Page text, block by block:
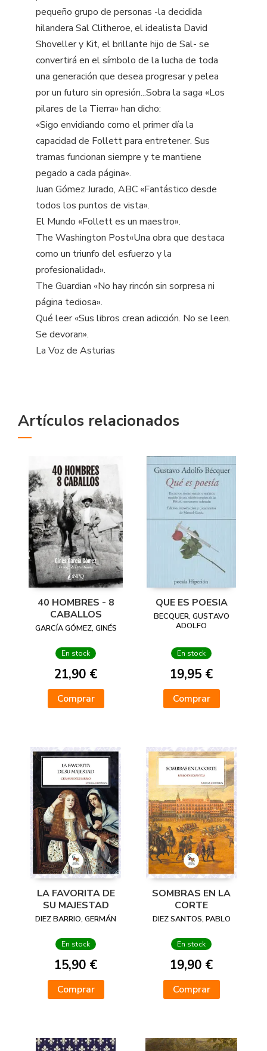
pequeño grupo de personas -la decidida
hilandera Sal Clitheroe, el idealista David
Shoveller y Kit, el brillante hijo de Sal- se
convertirá en el símbolo de la lucha de toda
una generación que desea progresar y pelea
por un futuro sin opresión...Sobra la saga «Los
pilares de la Tierra» han dicho:
«Sigo envidiando como el primer día la
capacidad de Follett para entretener. Sus
tramas funcionan siempre y te mantiene
pegado a cada página».
Juan Gómez Jurado, ABC «Fantástico desde
todos los puntos de vista».
El Mundo «Follett es un maestro».
The Washington Post«Una obra que destaca
como un triunfo del esfuerzo y la
profesionalidad».
The Guardian «No hay rincón sin sorpresa ni
página tediosa».
Qué leer «Sus libros crean adicción. No se leen.
Se devoran».
La Voz de Asturias
Artículos relacionados
40 HOMBRES - 8
CABALLOS
GARCÍA GÓMEZ, GINÉS
En stock
21,90 €
Comprar
QUE ES POESIA
BECQUER, GUSTAVO
ADOLFO
En stock
19,95 €
Comprar
LA FAVORITA DE
SU MAJESTAD
DIEZ BARRIO, GERMÁN
En stock
15,90 €
Comprar
SOMBRAS EN LA
CORTE
DIEZ SANTOS, PABLO
En stock
19,90 €
Comprar